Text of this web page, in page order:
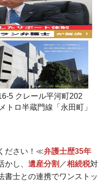
5 クレール平河町202
トロ半蔵門線「永田町」
ださい！≪弁護士歴35年
し、 遺産分割 ／相続税対
士との連携でワンストッ